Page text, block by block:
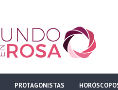
PROTAGONISTAS